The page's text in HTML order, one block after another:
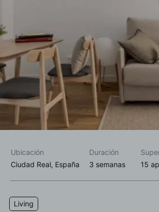
Ubicación Duración
Ciudad Real, España
3 semanas 15
Living
Deseo recibir información comercial,